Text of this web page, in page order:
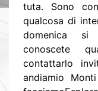
tuta. Sono
qualcosa di
domenica si
conoscete
contattarlo
andiamio